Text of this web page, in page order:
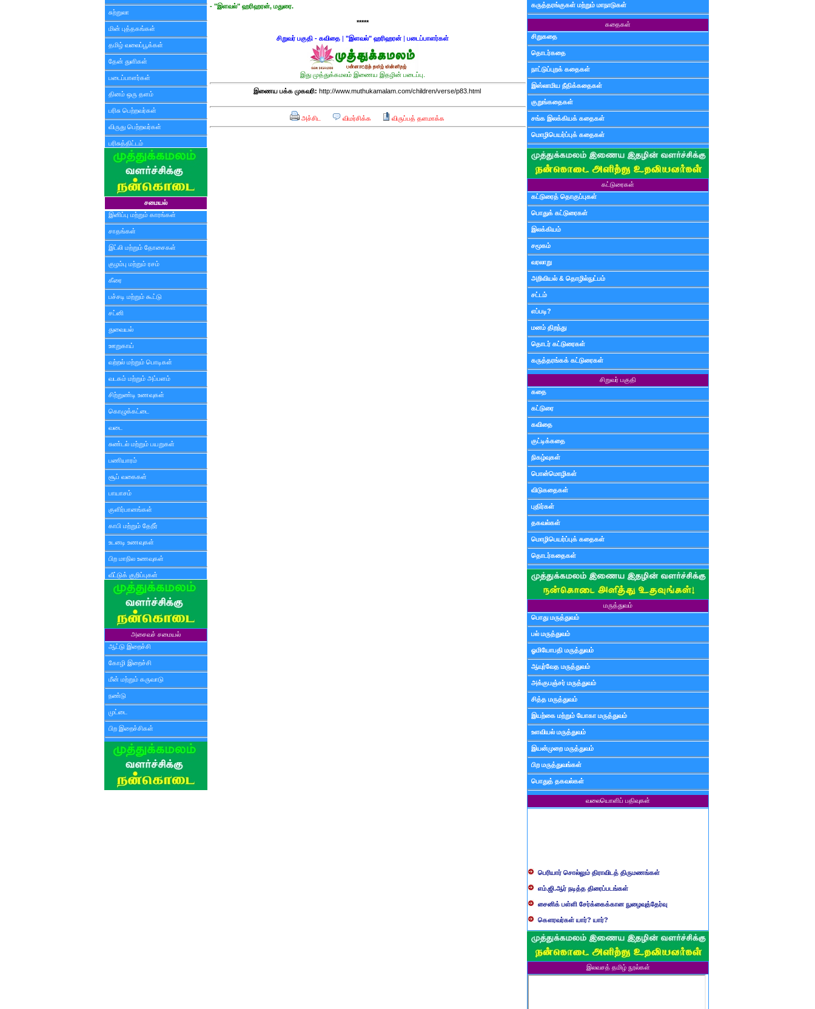
சுற்றுலா
மின் புத்தகங்கள்
தமிழ் வலைப்பூக்கள்
தேன் துளிகள்
படைப்பாளர்கள்
தினம் ஒரு தளம்
பரிசு பெற்றவர்கள்
விருது பெற்றவர்கள்
பரிசுத்திட்டம்
சமையல்
இனிப்பு மற்றும் காரங்கள்
சாதங்கள்
இட்லி மற்றும் தோசைகள்
குழம்பு மற்றும் ரசம்
கீரை
பச்சடி மற்றும் கூட்டு
சட்னி
துவையல்
ஊறுகாய்
வற்றல் மற்றும் பொடிகள்
வடகம் மற்றும் அப்பளம்
சிற்றுண்டி உணவுகள்
கொழுக்கட்டை
வடை
சுண்டல் மற்றும் பயறுகள்
பணியாரம்
சூப் வகைகள்
பாயாசம்
குளிர்பானங்கள்
காபி மற்றும் தேநீர்
உடனடி உணவுகள்
பிற மாநில உணவுகள்
வீட்டுக் குறிப்புகள்
அசைவச் சமையல்
ஆட்டு இறைச்சி
கோழி இறைச்சி
மீன் மற்றும் கருவாடு
நண்டு
முட்டை
பிற இறைச்சிகள்
- "இளவல்" ஹரிஹரன், மதுரை.
*****
சிறுவர் பகுதி - கவிதை| "இளவல்" ஹரிஹரன்| படைப்பாளர்கள்
இது முத்துக்கமலம் இணைய இதழின் படைப்பு.
இணைய பக்க முகவரி: http://www.muthukamalam.com/children/verse/p83.html
அச்சிட விமர்சிக்க விருப்பத் தளமாக்க
கருத்தரங்குகள் மற்றும் மாநாடுகள்
கதைகள்
சிறுகதை
தொடர்கதை
நாட்டுப்புறக் கதைகள்
இஸ்லாமிய நீதிக்கதைகள்
குறுங்கதைகள்
சங்க இலக்கியக் கதைகள்
மொழிபெயர்ப்புக் கதைகள்
கட்டுரைகள்
கட்டுரைத் தொகுப்புகள்
பொதுக் கட்டுரைகள்
இலக்கியம்
சமூகம்
வரலாறு
அறிவியல் & தொழில்நுட்பம்
சட்டம்
எப்படி?
மனம் திறந்து
தொடர் கட்டுரைகள்
கருத்தரங்கக் கட்டுரைகள்
சிறுவர் பகுதி
கதை
கட்டுரை
கவிதை
குட்டிக்கதை
நிகழ்வுகள்
பொன்மொழிகள்
விடுகதைகள்
புதிர்கள்
தகவல்கள்
மொழிபெயர்ப்புக் கதைகள்
தொடர்கதைகள்
மருத்துவம்
பொது மருத்துவம்
பல் மருத்துவம்
ஓமியோபதி மருத்துவம்
ஆயுர்வேத மருத்துவம்
அக்குபஞ்சர் மருத்துவம்
சித்த மருத்துவம்
இயற்கை மற்றும் யோகா மருத்துவம்
உளவியல் மருத்துவம்
இயன்முறை மருத்துவம்
பிற மருத்துவங்கள்
பொதுத் தகவல்கள்
வலையொளிப் பதிவுகள்
எம்.ஜி.ஆர் நடித்த திரைப்படங்கள்
சைனிக் பள்ளி சேர்க்கைக்கான நுழைவுத்தேர்வு
கௌரவர்கள் யார்? யார்?
தமிழ் ஆண்டுப் பெயர்கள்
பிள்ளையார் சுழி வந்தது எப்படி?
வருவது போவது, வந்தால் போகாது, போனால் வராது...?
பண்டைய படைப் பெயர்கள்
இலவசத் தமிழ் நூல்கள்